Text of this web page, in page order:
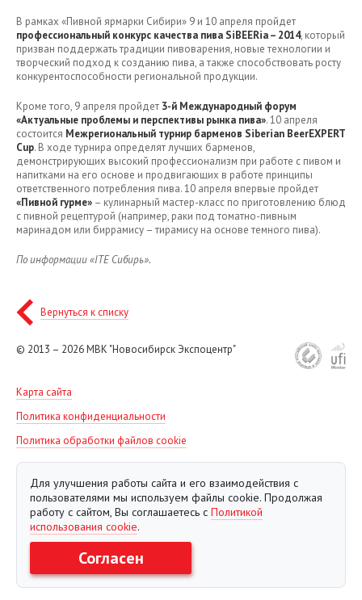
В рамках «Пивной ярмарки Сибири» 9 и 10 апреля пройдет
профессиональный конкурс качества пива SiBEERia – 2014, который
призван поддержать традиции пивоварения, новые технологии и
творческий подход к созданию пива, а также способствовать росту
конкурентоспособности региональной продукции.
Кроме того, 9 апреля пройдет 3-й Международный форум
«Актуальные проблемы и перспективы рынка пива». 10 апреля
состоится Межрегиональный турнир барменов Siberian BeerEXPERT
Cup. В ходе турнира определят лучших барменов,
демонстрирующих высокий профессионализм при работе с пивом и
напитками на его основе и продвигающих в работе принципы
ответственного потребления пива. 10 апреля впервые пройдет
«Пивной гурме» – кулинарный мастер-класс по приготовлению блюд
с пивной рецептурой (например, раки под томатно-пивным
маринадом или биррамису – тирамису на основе темного пива).
По информации «ITE Сибирь».
Вернуться к списку
Для улучшения работы сайта и его взаимодействия с
пользователями мы используем файлы cookie. Продолжая
работу с сайтом, Вы соглашаетесь с Политикой
использования cookie.
Согласен
© 2013 – 2026МВК "Новосибирск Экспоцентр"
Карта сайта
Политика конфиденциальности
Политика обработки файлов cookie
Создание сайта Евростудио